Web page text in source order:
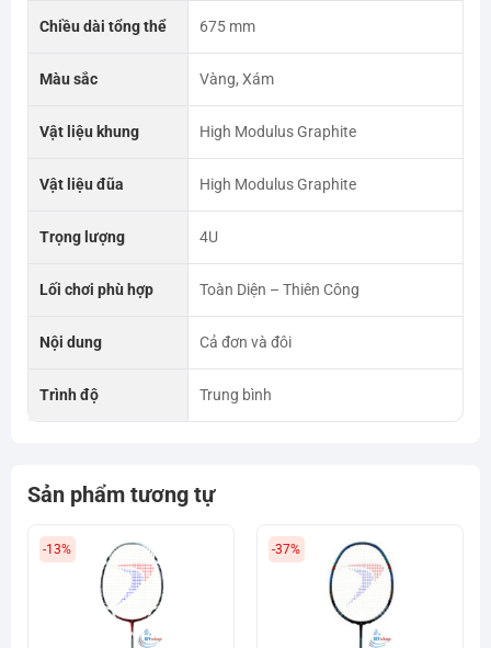
Chiều dài tổng thể 675 mm
Màu sắc Vàng, Xám
Vật liệu khung High Modulus Graphite
Vật liệu đũa High Modulus Graphite
Trọng lượng 4U
Lối chơi phù hợp Toàn Diện – Thiên Công
Nội dung Cả đơn và đôi
Trình độ Trung bình
Sản phẩm tương tự
-13% -37%